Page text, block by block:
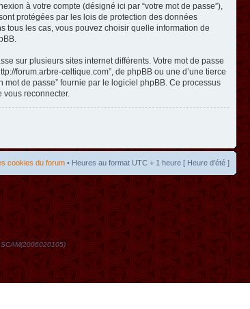
à votre compte (désigné ici par “votre mot de passe”),
protégées par les lois de protection des données
tous les cas, vous pouvez choisir quelle information de
sur plusieurs sites internet différents. Votre mot de passe
forum.arbre-celtique.com”, de phpBB ou une d’une tierce
de passe” fournie par le logiciel phpBB. Ce processus
reconnecter.
cookies du forum • Heures au format UTC + 1 heure [ Heure d’été ]